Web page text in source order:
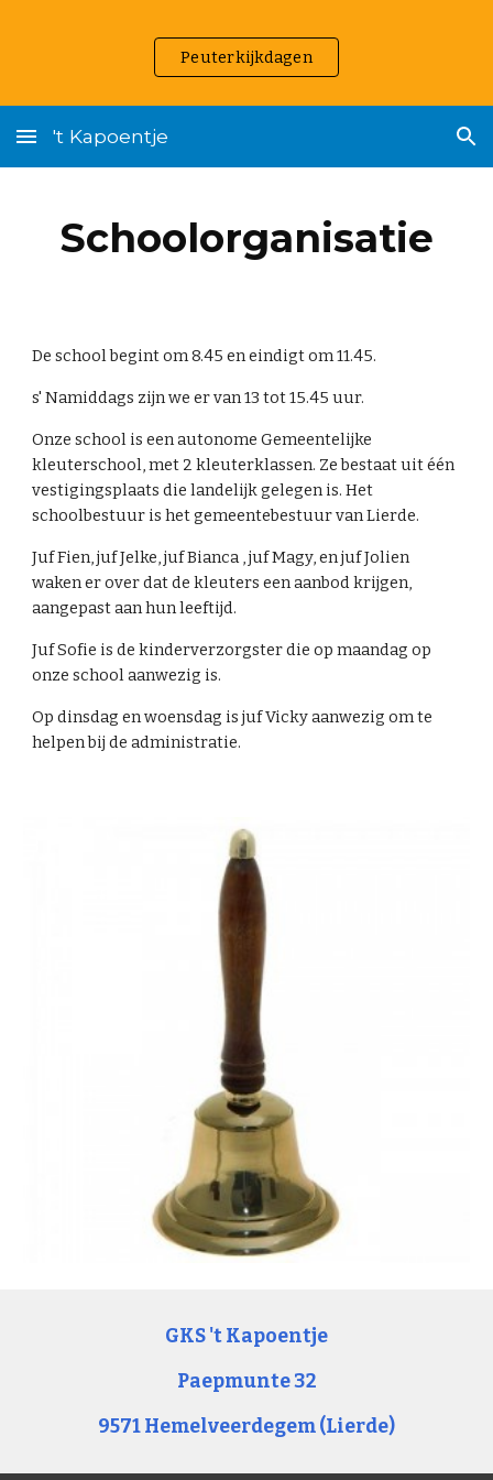
Skip to main content
Skip to navigation
Peuterkijkdagen
't Kapoentje
Schoolorganisatie
De school begint om 8.45 en eindigt om 11.45.
s' Namiddags zijn we er van 13 tot 15.45 uur.
Onze school is een autonome Gemeentelijke
kleuterschool, met 2 kleuterklassen. Ze bestaat uit één
vestigingsplaats die landelijk gelegen is. Het
schoolbestuur is het gemeentebestuur van Lierde.
Juf Fien, juf Jelke,juf Bianca , juf Magy, en juf Jolien
waken er over dat de kleuters een aanbod krijgen,
aangepast aan hun leeftijd.
Juf Sofie is de kinderverzorgster die op maandag op
onze school aanwezig is.
Op dinsdag en woensdag is juf Vicky aanwezig om te
helpen bij de administratie.
GKS 't Kapoentje
Paepmunte 32
9571 Hemelveerdegem (Lierde)